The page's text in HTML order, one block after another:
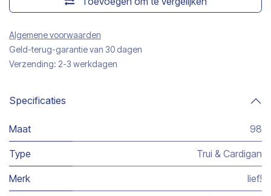
Algemene voorwaarden
Geld-terug-garantie van 30 dagen
Verzending: 2-3 werkdagen
Specificaties
Maat 98
Type Trui & Cardigan
Merk lief!